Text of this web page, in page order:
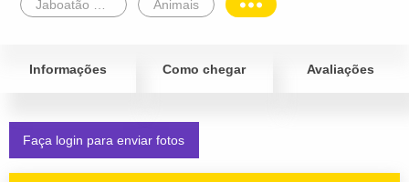
Animais
Informações Como chegar Avaliações
Faça login para enviar fotos